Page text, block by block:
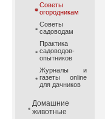
Советы
огородникам
Советы
садоводам
Практика
садоводов-
опытников
Журналы и
газеты online
для дачников
Домашние
животные